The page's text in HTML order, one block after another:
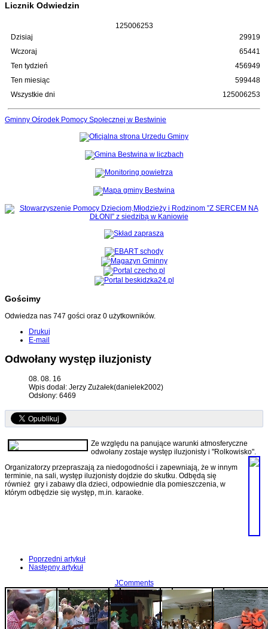
Licznik Odwiedzin
125006253
Dzisiaj
Wczoraj
Ten tydzień
Ten miesiąc
Wszystkie dni
29919
65441
456949
599448
125006253
Gminny Ośrodek Pomocy Społecznej w Bestwinie
Gościmy
Odwiedza nas 747 gości oraz 0 użytkowników.
Drukuj
E-mail
Odwołany występ iluzjonisty
08. 08. 16
Wpis dodał: Jerzy Zużałek(danielek2002)
Odsłony: 6469
Ze względu na panujące warunki atmosferyczne
odwołany zostaje występ iluzjonisty i "Rolkowisko".
Organizatorzy przepraszają za niedogodności i zapewniają, że w innym
terminie, na sali, występ iluzjonisty dojdzie do skutku. Odbędą się
również gry i zabawy dla dzieci, odpowiednie dla pomieszczenia, w
którym odbędzie się występ, m.in. karaoke.
Poprzedni artykuł
Następny artykuł
JComments